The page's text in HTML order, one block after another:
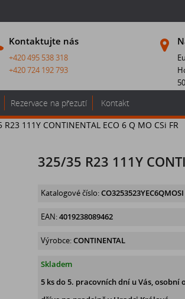
Kontaktujte nás
+420 495 538 318
+420 724 192 793
Rezervace na přezutí
Kontakt
R23 111Y CONTINENTAL ECO 6 Q MO CSi FR
325/35 R23 111Y
Katalogové číslo:CO3253523YEC6QMOSI
EAN:4019238089462
Výrobce:CONTINENTAL
Skladem
5 ksdo 5. pracovních dní u Vás, osobní